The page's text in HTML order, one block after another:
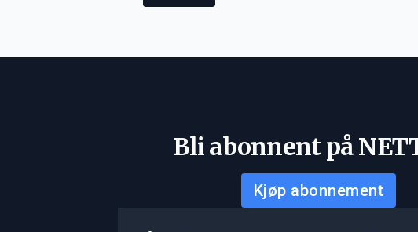
Bli abonnent på
Kjøp abonnement